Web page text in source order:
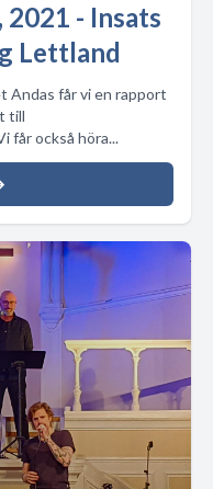
2021 - Insats
Lettland
Andas får vi en rapport
till
får också höra...